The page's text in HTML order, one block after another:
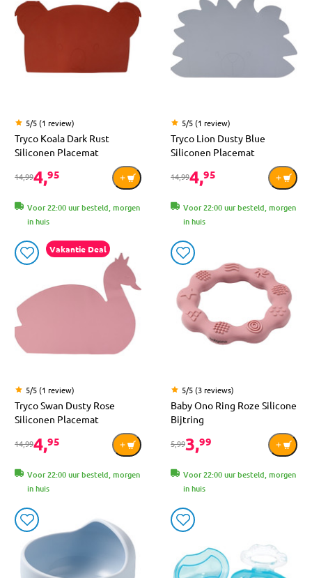
5/5 (1 review)
Tryco Koala Dark Rust
Siliconen Placemat
14,994,95
Voor 22:00 uur besteld, morgen
in huis
5/5 (1 review)
Tryco Lion Dusty Blue
Siliconen Placemat
14,994,95
Voor 22:00 uur besteld, morgen
in huis
Vakantie Deal
5/5 (1 review)
Tryco Swan Dusty Rose
Siliconen Placemat
14,994,95
Voor 22:00 uur besteld, morgen
in huis
5/5 (3 reviews)
Baby Ono Ring Roze Silicone
Bijtring
5,993,99
Voor 22:00 uur besteld, morgen
in huis